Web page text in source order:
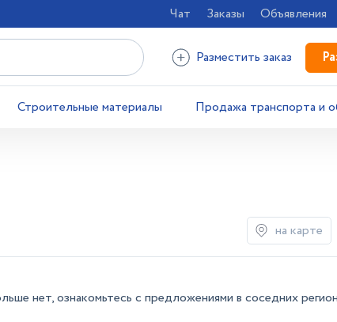
Чат Заказы Объявления
Разместить заказ
Строительные материалы Продажа транспорта и
на карте
нет, ознакомьтесь с предложениями в соседних